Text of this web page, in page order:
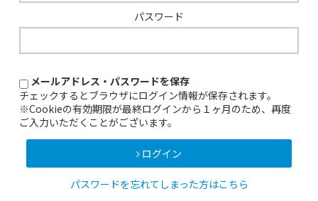
パスワード
メールアドレス・パスワードを保存
チェックするとブラウザにログイン情報が保存されます。
※Cookieの有効期限が最終ログインから１ヶ月のため、再度
ご入力いただくことがございます。
ログイン
パスワードを忘れてしまった方はこちら